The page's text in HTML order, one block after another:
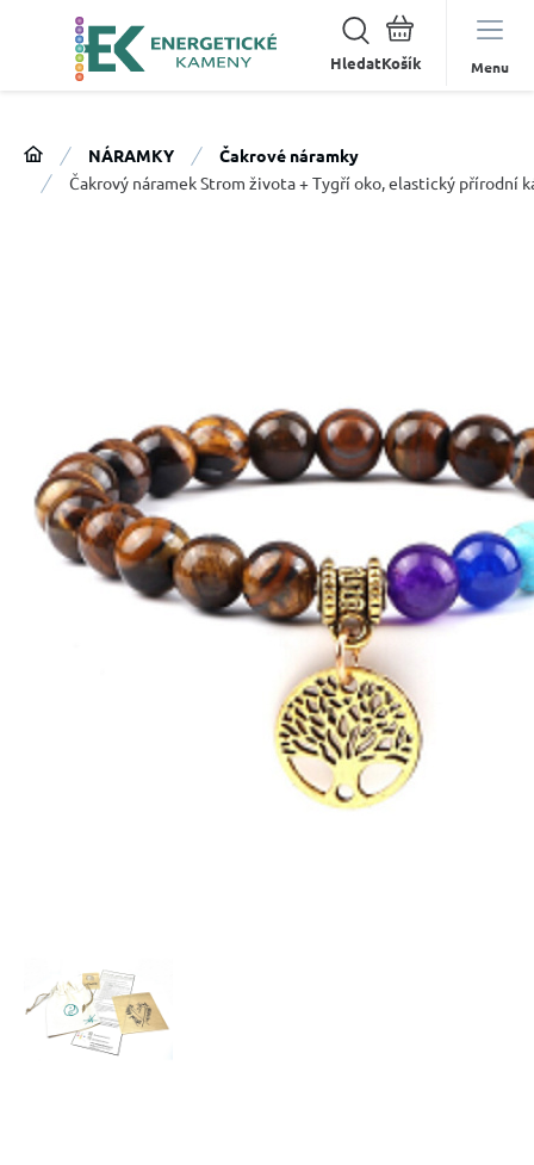
Hledat Menu
NÁRAMKY
Čakrové náramky
Čakrový náramek Strom života + Tygří oko, elastický přírodní